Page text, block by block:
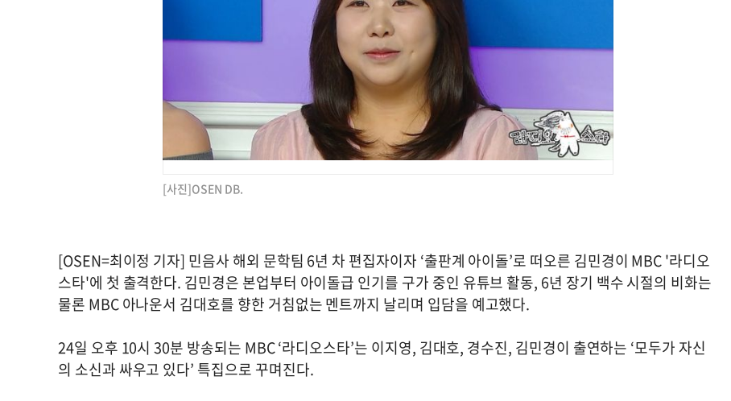
[사진]OSEN DB.
[OSEN=최이정 기자] 민음사 해외 문학팀 6년 차 편집자이자 ‘출판계 아이돌’로 떠오른 김민경이 MBC '라디오
스타'에 첫 출격한다. 김민경은 본업부터 아이돌급 인기를 구가 중인 유튜브 활동, 6년 장기 백수 시절의 비화는
물론 MBC 아나운서 김대호를 향한 거침없는 멘트까지 날리며 입담을 예고했다.
24일 오후 10시 30분 방송되는 MBC ‘라디오스타’는 이지영, 김대호, 경수진, 김민경이 출연하는 ‘모두가 자신
의 소신과 싸우고 있다’ 특집으로 꾸며진다.